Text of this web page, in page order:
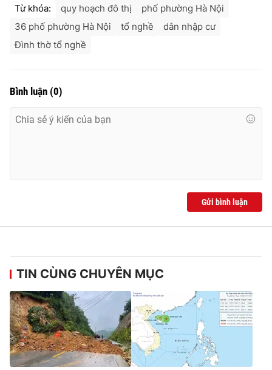
Từ khóa: quy hoạch đô thị
phố phường Hà Nội
36 phố phường Hà Nội
tổ nghề
dân nhập cư
Đình thờ tổ nghề
Bình luận (0)
Gửi bình luận
TIN CÙNG CHUYÊN MỤC